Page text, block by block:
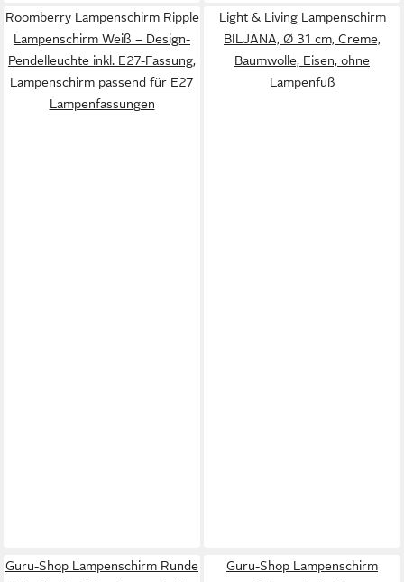
Roomberry Lampenschirm Ripple
Lampenschirm Weiß – Design-
Pendelleuchte inkl. E27-Fassung,
Lampenschirm passend für E27
Lampenfassungen
Light & Living Lampenschirm
BILJANA, Ø 31 cm, Creme,
Baumwolle, Eisen, ohne
Lampenfuß
Guru-Shop Lampenschirm Runde
Guru-Shop Lampenschirm